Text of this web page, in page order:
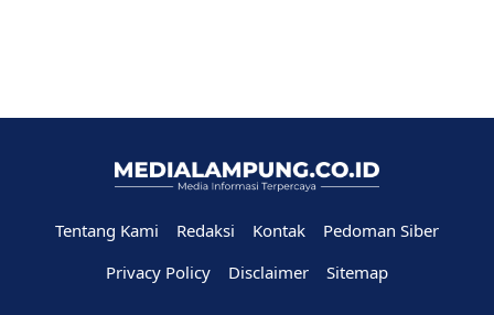
Tentang Kami Redaksi Kontak
Pedoman Siber
Privacy Policy
Disclaimer Sitemap